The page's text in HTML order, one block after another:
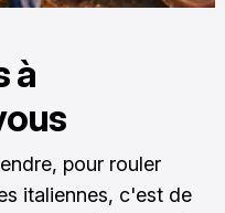
à
pour rouler
italiennes, c'est de